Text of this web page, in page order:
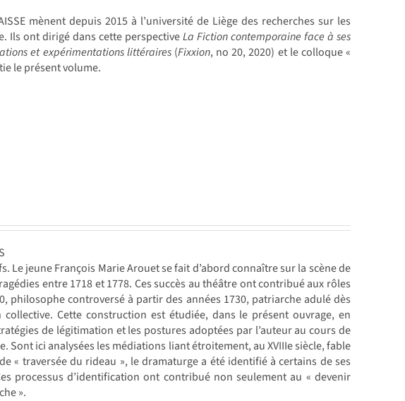
mènent depuis 2015 à l’université de Liège des recherches sur les
Ils ont dirigé dans cette perspectiveLa Fiction contemporaine face à ses
et expérimentations littéraires(Fixxion, no 20, 2020) et le colloque «
le présent volume.
Le jeune François Marie Arouet se fait d’abord connaître sur la scène de
entre 1718 et 1778. Ces succès au théâtre ont contribué aux rôles
philosophe controversé à partir des années 1730, patriarche adulé dès
Cette construction est étudiée, dans le présent ouvrage, en
de légitimation et les postures adoptées par l’auteur au cours de
Sont ici analysées les médiations liant étroitement, au XVIIIe siècle, fable
« traversée du rideau », le dramaturge a été identifié à certains de ses
processus d’identification ont contribué non seulement au « devenir
».